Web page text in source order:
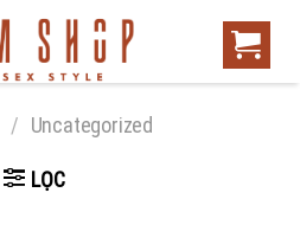
/ Uncategorized
LỌC